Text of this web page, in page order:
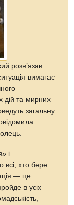
розв’язав
вимагає
дій та мирних
загальну
і
всі, хто бере
— це
в усіх